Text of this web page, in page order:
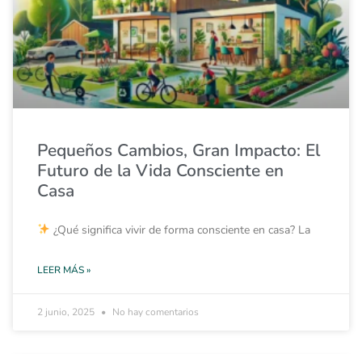
Pequeños Cambios, Gran Impacto: El
Futuro de la Vida Consciente en
Casa
¿Qué significa vivir de forma consciente en casa? La
LEER MÁS »
2 junio, 2025 No hay comentarios